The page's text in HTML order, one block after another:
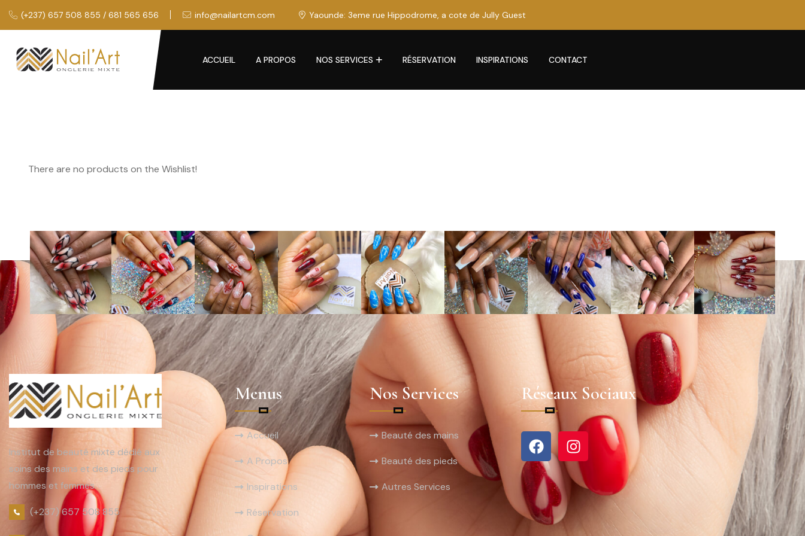
(+237) 657 508 855 / 681 565 656 info@nailartcm.com Yaounde: 3eme rue Hippodrome, a cote de Jully Guest
ACCUEIL A PROPOS NOS SERVICES RÉSERVATION INSPIRATIONS CONTACT
There are no products on the Wishlist!
Institut de beauté mixte dédié aux
soins des mains et des pieds pour
hommes et femmes.
(+237) 657 508 855
Menus
Accueil
A Propos
Inspirations
Réservation
Nos Services
Beauté des mains
Beauté des pieds
Autres Services
Réseaux Sociaux